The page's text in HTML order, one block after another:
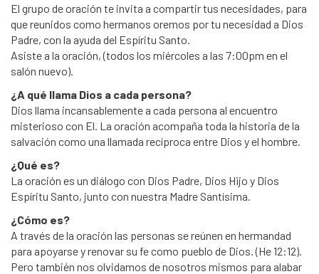
El grupo de oración te invita a compartir tus necesidades, para
que reunidos como hermanos oremos por tu necesidad a Dios
Padre, con la ayuda del Espíritu Santo.
Asiste a la oración, (todos los miércoles a las 7:00pm en el
salón nuevo).
¿A qué llama Dios a cada persona?
Dios llama incansablemente a cada persona al encuentro
misterioso con El. La oración acompaña toda la historia de la
salvación como una llamada recíproca entre Dios y el hombre.
¿Qué es?
La oración es un diálogo con Dios Padre, Dios Hijo y Dios
Espíritu Santo, junto con nuestra Madre Santísima.
¿Cómo es?
A través de la oración las personas se reúnen en hermandad
para apoyarse y renovar su fe como pueblo de Dios. (He 12:12).
Pero también nos olvidamos de nosotros mismos para alabar